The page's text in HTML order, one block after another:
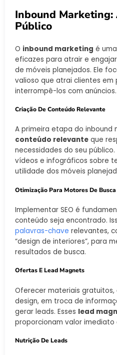
Inbound
Público
O inbound marketing é
eficazes para atrair e
de móveis planejados. Ele
valioso que atrai clientes em
interrompê-los com anúncios.
Criação De Conteúdo Relevante
A primeira etapa do inbound
conteúdo relevante que
necessidades do seu
vídeos e infográficos sobre
utilidade dos móveis
Otimização Para Motores De Busca
Implementar SEO é
conteúdo seja encontrado.
palavras-chave relevantes,
“design de interiores”, para
resultados de busca.
Ofertas E Lead Magnets
Oferecer materiais
design, em troca de
gerar leads. Esses lead
proporcionam valor
Nutrição De Leads